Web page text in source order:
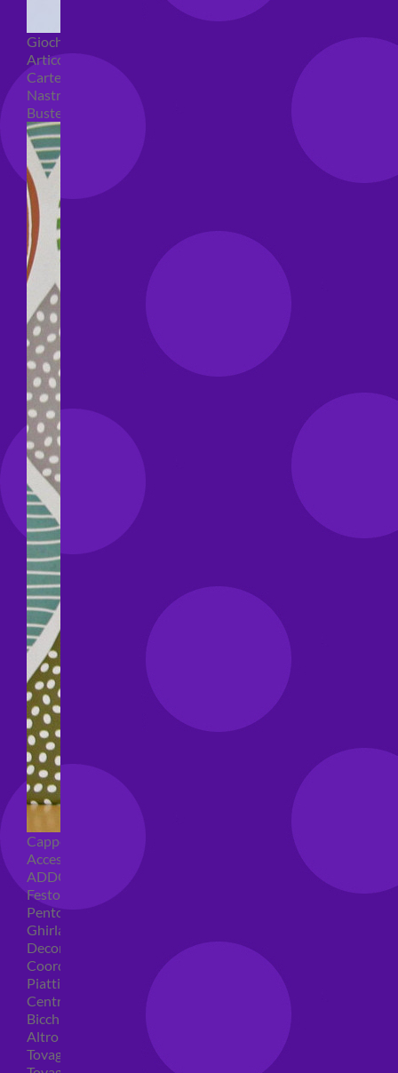
Giochi pirici
Articoli per confezioni regalo
Carte regalo
Nastri e coccarde
Buste regalo
Cappellini per feste
Accessori per feste
ADDOBBI COMPLEANNO
Festoni compleanno
Pentolacce
Ghirlande decorative
Decorazioni tavola
Coordinati tavola per feste
Piatti compleanno
Centrotavola
Bicchieri feste
Altro
Tovaglioli